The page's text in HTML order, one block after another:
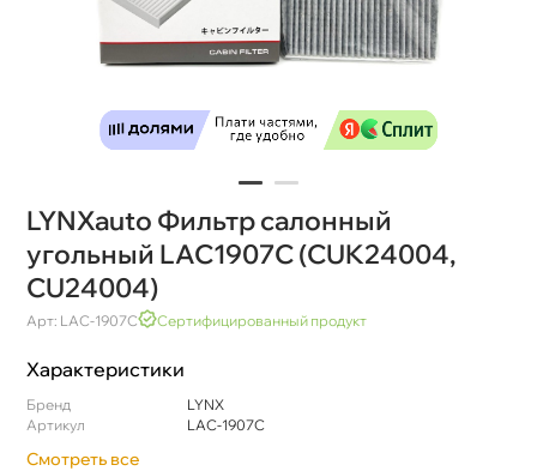
LYNXauto Фильтр салонный
угольный LAC1907C (CUK24004,
CU24004)
Арт: LAC-1907C Сертифицированный продукт
Характеристики
Бренд
LYNX
Артикул
LAC-1907C
Смотреть все